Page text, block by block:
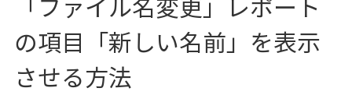
の項目「新しい名前」を表示
させる方法